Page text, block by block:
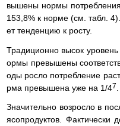
вышены нормы
153,8% к норме (см. табл.
ет тенденцию к росту.
Традиционно высок
ормы превышены
оды росло потребление
рма превышена уже на 1/47
Значительно возросло в
ясопродуктов. Фактически